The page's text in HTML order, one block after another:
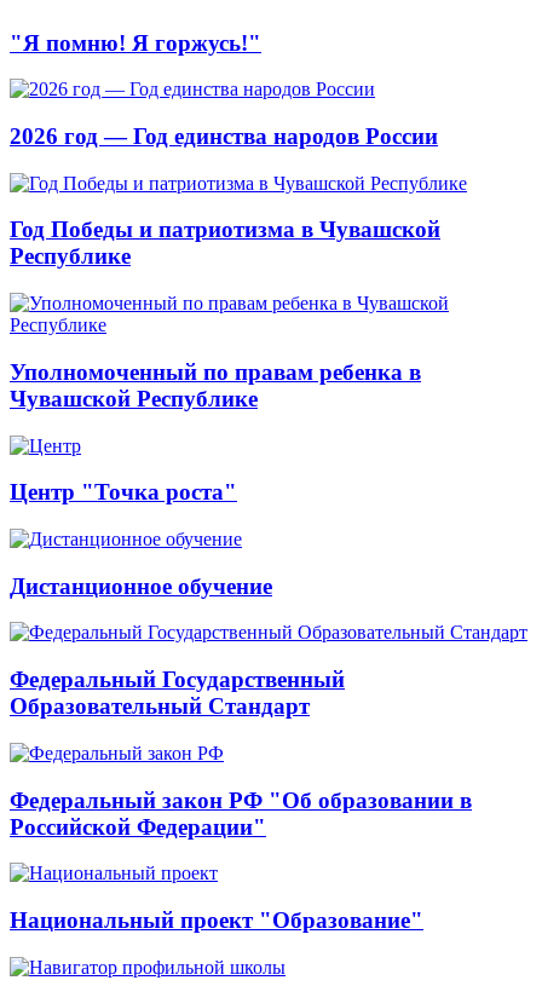
"Я помню! Я горжусь!"
2026 год — Год единства народов России
Год Победы и патриотизма в Чувашской
Республике
Уполномоченный по правам ребенка в
Чувашской Республике
Центр "Точка роста"
Дистанционное обучение
Федеральный Государственный
Образовательный Стандарт
Федеральный закон РФ "Об образовании в
Российской Федерации"
Национальный проект "Образование"